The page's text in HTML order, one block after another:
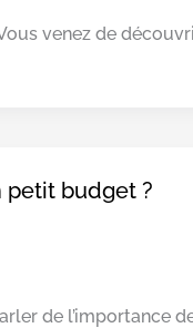
venez de
petit budget ?
de l’importance